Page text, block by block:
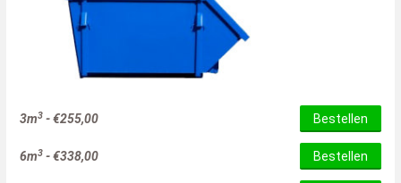
3m3 -€255,00 Bestellen
6m3 -€338,00 Bestellen